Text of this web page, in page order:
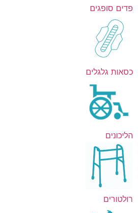
פדים סופגים
כסאות גלגלים
הליכונים
רולטורים